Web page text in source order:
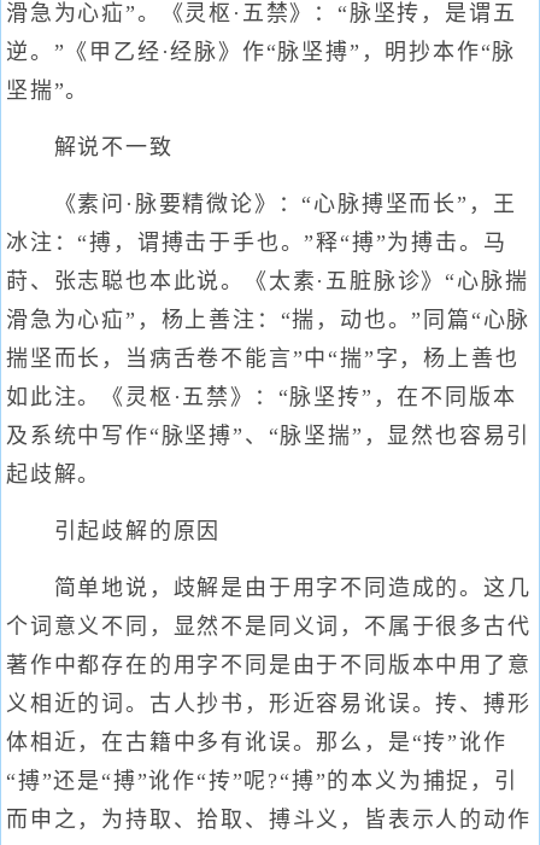
滑急为心疝”。《灵枢·五禁》：“脉坚抟，是谓五
逆。”《甲乙经·经脉》作“脉坚搏”，明抄本作“脉
坚揣”。
解说不一致
《素问·脉要精微论》：“心脉搏坚而长”，王
冰注：“搏，谓搏击于手也。”释“搏”为搏击。马
莳、张志聪也本此说。《太素·五脏脉诊》“心脉揣
滑急为心疝”，杨上善注：“揣，动也。”同篇“心脉
揣坚而长，当病舌卷不能言”中“揣”字，杨上善也
如此注。《灵枢·五禁》：“脉坚抟”，在不同版本
及系统中写作“脉坚搏”、“脉坚揣”，显然也容易引
起歧解。
引起歧解的原因
简单地说，歧解是由于用字不同造成的。这几
个词意义不同，显然不是同义词，不属于很多古代
著作中都存在的用字不同是由于不同版本中用了意
义相近的词。古人抄书，形近容易讹误。抟、搏形
体相近，在古籍中多有讹误。那么，是“抟”讹作
“搏”还是“搏”讹作“抟”呢?“搏”的本义为捕捉，引
而申之，为持取、拾取、搏斗义，皆表示人的动作